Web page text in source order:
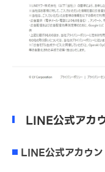
LINE公式アカ
LINE公式アカウ